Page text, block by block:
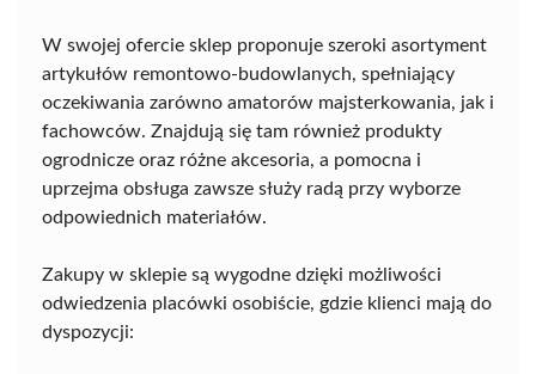
W swojej ofercie sklep proponuje szeroki asortyment
artykułów remontowo-budowlanych, spełniający
oczekiwania zarówno amatorów majsterkowania, jak i
fachowców. Znajdują się tam również produkty
ogrodnicze oraz różne akcesoria, a pomocna i
uprzejma obsługa zawsze służy radą przy wyborze
odpowiednich materiałów.
Zakupy w sklepie są wygodne dzięki możliwości
odwiedzenia placówki osobiście, gdzie klienci mają do
dyspozycji: